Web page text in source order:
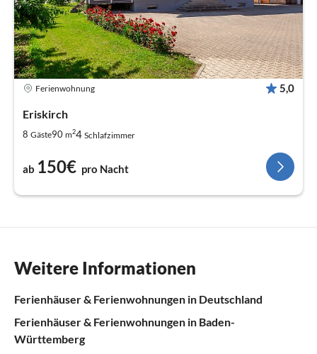
Ferienwohnung 5,0
Eriskirch
8 Gäste90 m24 Schlafzimmer
ab 150€ pro Nacht
Weitere Informationen
Ferienhäuser & Ferienwohnungen in Deutschland
Ferienhäuser & Ferienwohnungen in Baden-
Württemberg